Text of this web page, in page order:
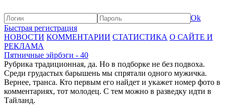
Ok
Быстрая регистрация
НОВОСТИ КОММЕНТАРИИ СТАТИСТИКА О САЙТЕ И
РЕКЛАМА
Пятничные эйрбэги - 40
Рубрика традиционная, да. Но в подборке не без подвоха.
Среди грудастых барышень мы спрятали одного мужичка.
Вернее, транса. Кто первым его найдет и укажет номер фото в
комментариях, тот молодец. С тем можно в разведку идти в
Тайланд.